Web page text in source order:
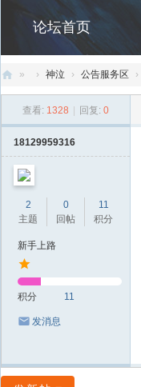
论坛首页
创
社
区
» › 神泣 › 公告服务区 ›
查看: 1328 回复: 0
18129959316
2
主题
0
回帖
11
积分
新手上路
积分 11
发消息